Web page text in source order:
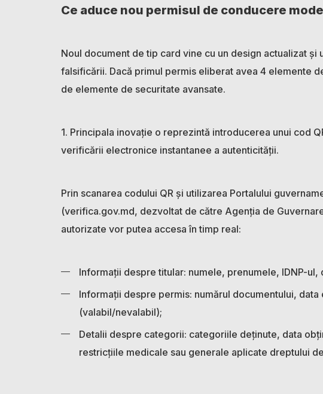
Ce aduce nou permisul de conducere
Noul document de tip card vine cu un design actualizat
falsificării. Dacă primul permis eliberat avea 4 elemente
de elemente de securitate avansate.
1. Principala inovație o reprezintă introducerea unui cod
verificării electronice instantanee a autenticității.
Prin scanarea codului QR și utilizarea Portalului
(verifica.gov.md, dezvoltat de către Agenția de
autorizate vor putea accesa în timp real:
Informații despre titular: numele, prenumele, IDNP-
Informații despre permis: numărul documentului,
(valabil/nevalabil);
Detalii despre categorii: categoriile deținute, data
restricțiile medicale sau generale aplicate dreptului